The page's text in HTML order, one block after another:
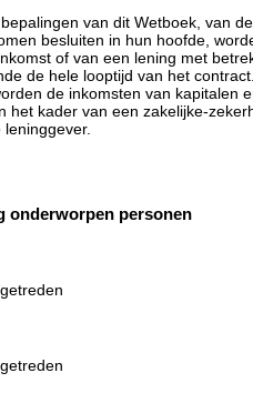
van dit Wetboek, van
besluiten in hun hoofde,
of van een lening met
de hele looptijd van het
de inkomsten van
het kader van een zakelijke-
onderworpen personen